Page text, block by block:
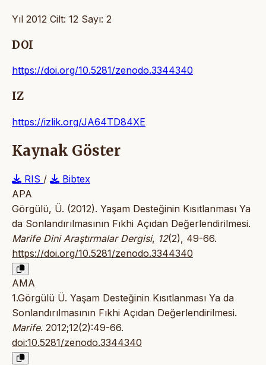
Yıl 2012 Cilt: 12 Sayı: 2
DOI
https://doi.org/10.5281/zenodo.3344340
IZ
https://izlik.org/JA64TD84XE
Kaynak Göster
RIS /
Bibtex
APA
Görgülü, Ü. (2012). Yaşam Desteğinin Kısıtlanması Ya
da Sonlandırılmasının Fıkhi Açıdan Değerlendirilmesi.
Marife Dini Araştırmalar Dergisi, 12(2), 49-66.
https://doi.org/10.5281/zenodo.3344340
AMA
1.Görgülü Ü. Yaşam Desteğinin Kısıtlanması Ya da
Sonlandırılmasının Fıkhi Açıdan Değerlendirilmesi.
Marife. 2012;12(2):49-66.
doi:10.5281/zenodo.3344340